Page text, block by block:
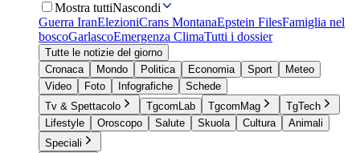
Mostra tuttiNascondi
Guerra IranElezioniCrans MontanaEpstein FilesFamiglia nel
boscoGarlascoEmergenza ClimaTutti i dossier
Tutte le notizie del giorno
Cronaca
Mondo Politica Economia Sport
Meteo
Video
Foto Infografiche
Schede
Tv & Spettacolo
TgcomLab TgcomMag
TgTech
Lifestyle
Oroscopo Salute Skuola Cultura
Animali
Speciali